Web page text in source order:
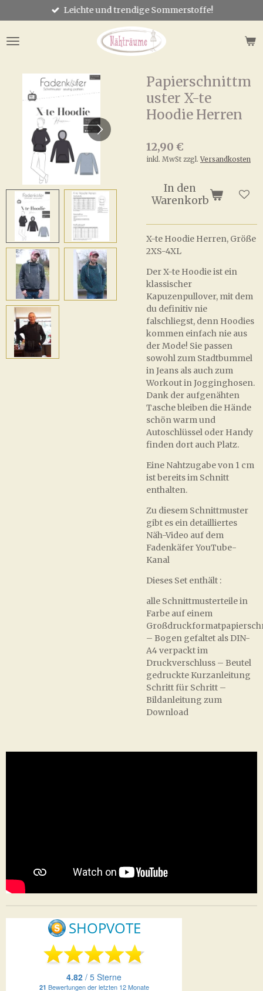
Hauptinhalt
springen
Leichte und trendige Sommerstoffe!
Papierschnittm
uster X-te
Hoodie Herren
12,90 €
inkl. MwSt zzgl.Versandkosten
In den
Warenkorb
X-te Hoodie Herren, Größe
2XS-4XL
Der X-te Hoodie ist ein
klassischer
Kapuzenpullover, mit dem
du definitiv nie
falschliegst, denn Hoodies
kommen einfach nie aus
der Mode! Sie passen
sowohl zum Stadtbummel
in Jeans als auch zum
Workout in Jogginghosen.
Dank der aufgenähten
Tasche bleiben die Hände
schön warm und
Autoschlüssel oder Handy
finden dort auch Platz.
Eine Nahtzugabe von 1 cm
ist bereits im Schnitt
enthalten.
Zu diesem Schnittmuster
gibt es ein detailliertes
Näh-Video auf dem
Fadenkäfer YouTube-
Kanal
Dieses Set enthält :
alle Schnittmusterteile in
Farbe auf einem
– Bogen gefaltet als DIN-
A4 verpackt im
Druckverschluss – Beutel
gedruckte Kurzanleitung
Schritt für Schritt –
Bildanleitung zum
Download